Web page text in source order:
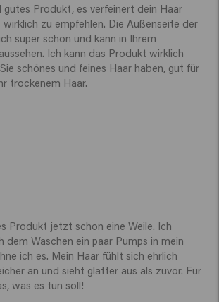
gutes Produkt, es verfeinert dein Haar
zu empfehlen. Die Außenseite der
super schön und kann in Ihrem
Ich kann das Produkt wirklich
schönes und feines Haar haben, gut für
trockenem Haar.
Produkt jetzt schon eine Weile. Ich
dem Waschen ein paar Pumps in mein
ich es. Mein Haar fühlt sich ehrlich
an und sieht glatter aus als zuvor. Für
was es tun soll!